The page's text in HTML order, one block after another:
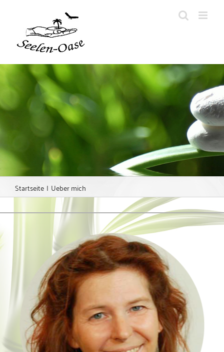
springen
Startseite Ueber mich